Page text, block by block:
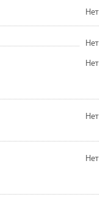
Нет
Нет
Нет
Нет
Нет